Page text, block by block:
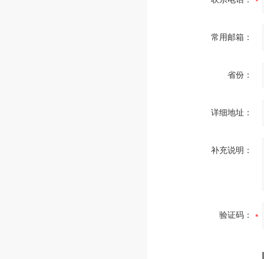
常用邮箱：
省份：
详细地址：
补充说明：
验证码：